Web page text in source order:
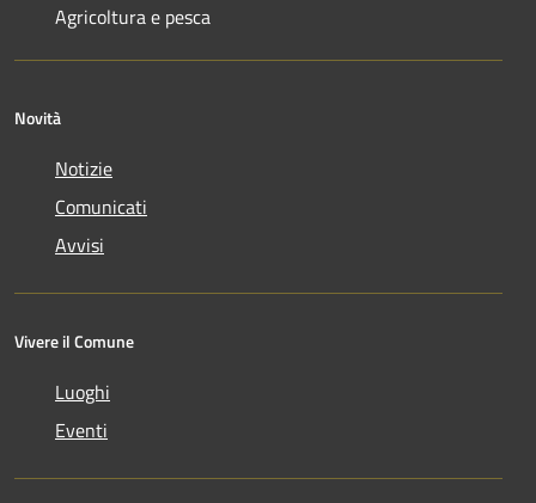
Agricoltura e pesca
Novità
Notizie
Comunicati
Avvisi
Vivere il Comune
Luoghi
Eventi